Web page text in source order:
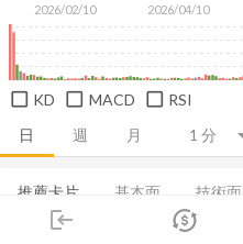
login
市場
日 週 月
2026/02/10 2026/04/10
KD MACD RSI
推薦卡片 基本面 技術面
基本概況